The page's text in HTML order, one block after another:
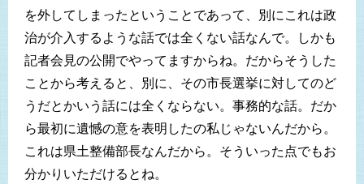
を外してしまったということであって、別にこれは政
治が介入するような話では全くない話なんで。しかも
記者会見の公開でやってますからね。だからそうした
ことから考えると、別に、その市長選挙に対してのど
うだとかいう話には全くならない。事務的な話。だか
ら最初に遺憾の意を表明したの私じゃないんだから。
これは県土整備部長なんだから。そういった点でもお
分かりいただけるとね。